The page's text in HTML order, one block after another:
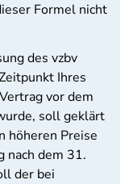
Formel nicht
des vzbv
Ihres
vor dem
soll geklärt
höheren Preise
nach dem 31.
der bei